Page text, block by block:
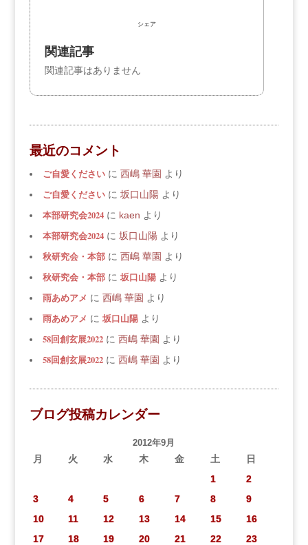
シェア
関連記事
関連記事はありません
最近のコメント
ご自愛くださいに 西嶋 華園 より
ご自愛くださいに 坂口山陽より
本部研究会2024に kaen より
本部研究会2024に 坂口山陽より
秋研究会・本部に 西嶋 華園 より
秋研究会・本部に 坂口山陽より
雨あめアメ に 西嶋 華園 より
雨あめアメ に 坂口山陽より
58回創玄展2022に 西嶋 華園 より
58回創玄展2022に 西嶋 華園 より
ブログ投稿カレンダー
2012年9月
月 火 水 木 金 土
日
1
2
3
4 5 6 7 8
9
10
11 12 13 14 15
16
17
18 19 20 21 22
23